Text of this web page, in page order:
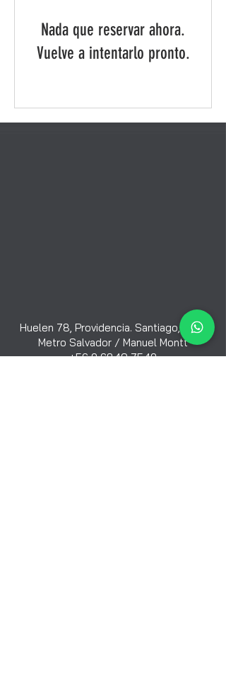
Nada que reservar ahora.
Vuelve a intentarlo pronto.
Huelen 78, Providencia. Santiago, Chile
Metro Salvador / Manuel Montt
+56 9 6840 7549